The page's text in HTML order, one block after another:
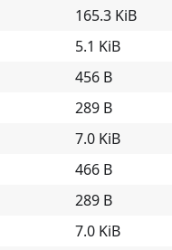
165.3 KiB
5.1 KiB
456 B
289 B
7.0 KiB
466 B
289 B
7.0 KiB